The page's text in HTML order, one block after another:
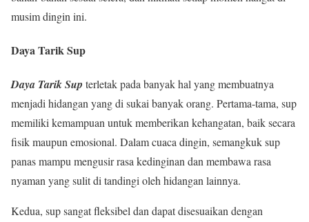
musim dingin ini.
Daya Tarik Sup
Daya Tarik Sup terletak pada banyak hal yang membuatnya
menjadi hidangan yang di sukai banyak orang. Pertama-tama, sup
memiliki kemampuan untuk memberikan kehangatan, baik secara
fisik maupun emosional. Dalam cuaca dingin, semangkuk sup
panas mampu mengusir rasa kedinginan dan membawa rasa
nyaman yang sulit di tandingi oleh hidangan lainnya.
Kedua, sup sangat fleksibel dan dapat disesuaikan dengan